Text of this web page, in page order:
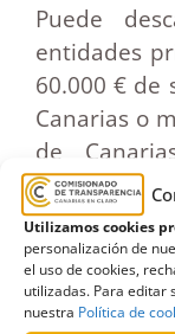
Utilizamos cookies
personalización de
el uso de cookies,
utilizadas. Para editar
nuestra Política de
Puede
entidades
60.000 € de
Canarias o
de
públicas
indicando la
su
figura «No
entidad no